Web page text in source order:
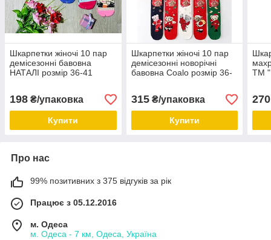
Шкарпетки жіночі 10 пар
демісезонні бавовна
НАТАЛІ розмір 36-41
198 ₴/упаковка
Купити
Шкарпетки жіночі 10 пар
демісезонні новорічні
бавовна Coalo розмір 36-
315₴/упаковка
Купити
ТМ
270
Про нас
99% позитивних з 375 відгуків за рік
Працює з 05.12.2016
м. Одеса
м. Одеса - 7 км, Одеса, Україна